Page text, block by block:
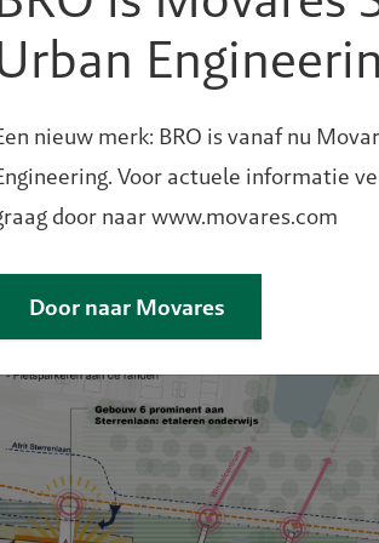
over het hele terrein voor
terreinen aaneen tot één groene
aan de randen geplaatst die groen
verblijfsplekken en entrees met
verbonden met een pleinruimte,
nieuw merk: BRO is vanaf nu
Voor actuele informatie
door naar www.movares.com
Door naar Movares